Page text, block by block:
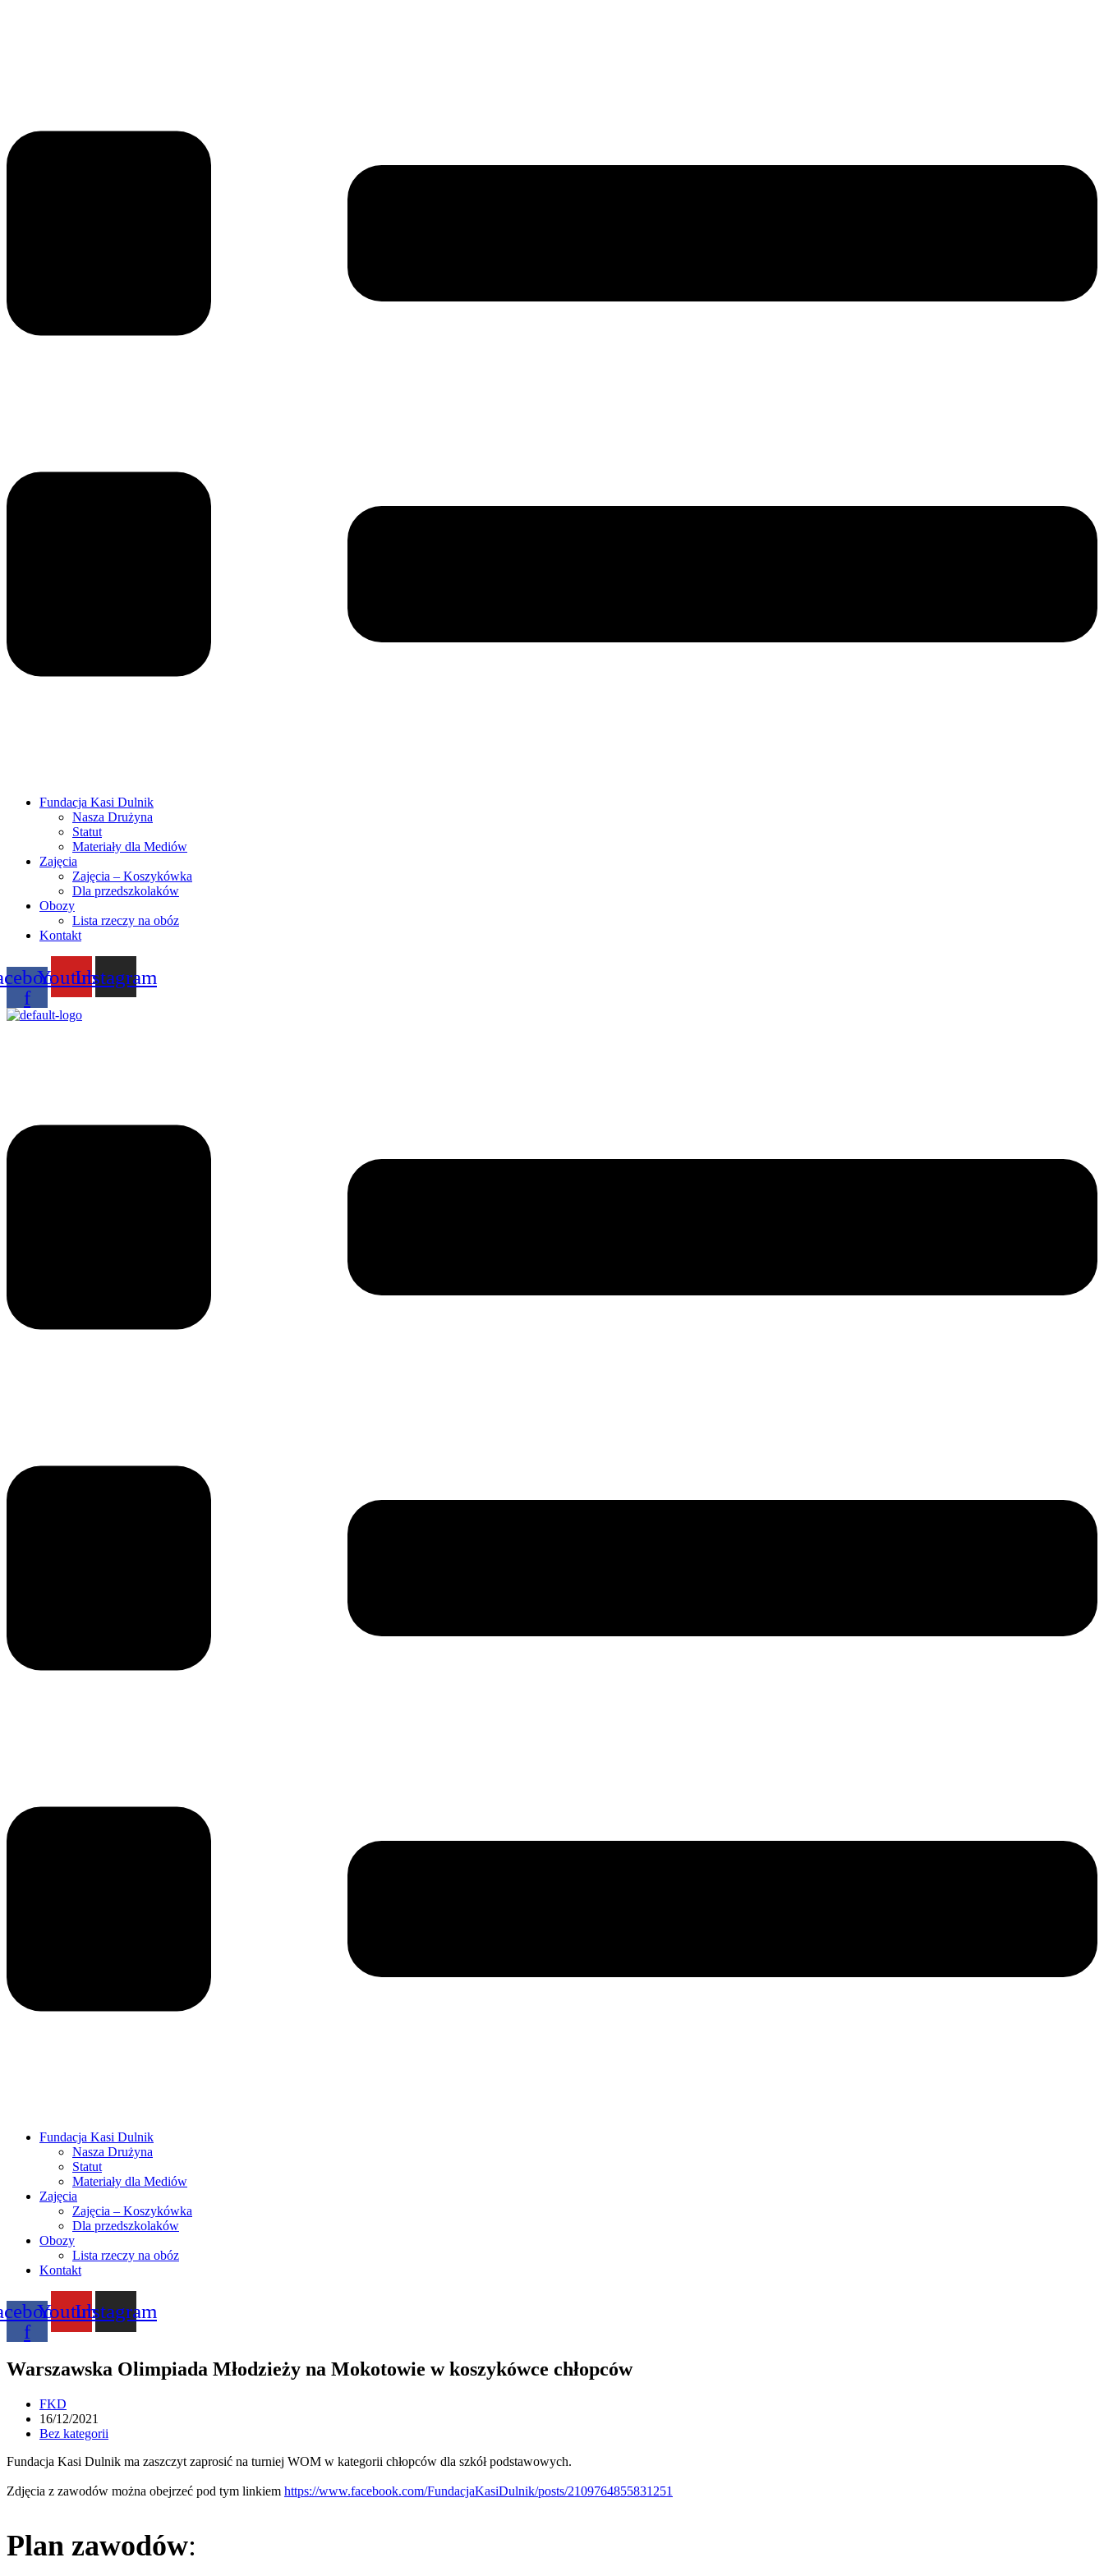
Fundacja Kasi Dulnik
Nasza Drużyna
Statut
Materiały dla Mediów
Zajęcia
Zajęcia – Koszykówka
Dla przedszkolaków
Obozy
Lista rzeczy na obóz
Kontakt
f
YoutubeInstagram
Fundacja Kasi Dulnik
Nasza Drużyna
Statut
Materiały dla Mediów
Zajęcia
Zajęcia – Koszykówka
Dla przedszkolaków
Obozy
Lista rzeczy na obóz
Kontakt
f
YoutubeInstagram
Warszawska Olimpiada Młodzieży na Mokotowie w koszykówce chłopców
Post
author:
FKD
Post
published:
16/12/2021
Post
Bez kategorii
Fundacja Kasi Dulnik ma zaszczyt zaprosić na turniej WOM w kategorii chłopców dla szkół podstawowych.
Zdjęcia z zawodów można obejrzeć pod tym linkiem https://www.facebook.com/FundacjaKasiDulnik/posts/2109764855831251
Plan zawodów: